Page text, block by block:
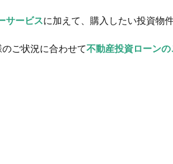
サービスに加えて、購入したい投資物
ご状況に合わせて不動産投資ローンの